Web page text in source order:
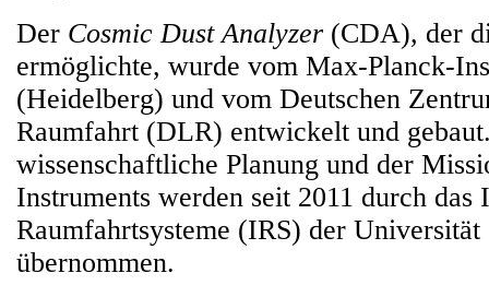
Der Cosmic Dust Analyzer (CDA), der
ermöglichte, wurde vom Max-Planck-
(Heidelberg) und vom Deutschen
Raumfahrt (DLR) entwickelt und
wissenschaftliche Planung und der
Instruments werden seit 2011 durch das
Raumfahrtsysteme (IRS) der Universität
übernommen.